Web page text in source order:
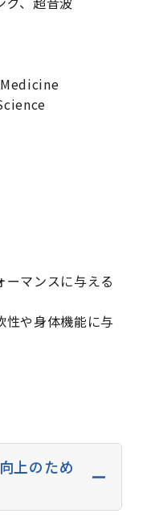
ーマンスに与える
性や身体機能に与
上のため